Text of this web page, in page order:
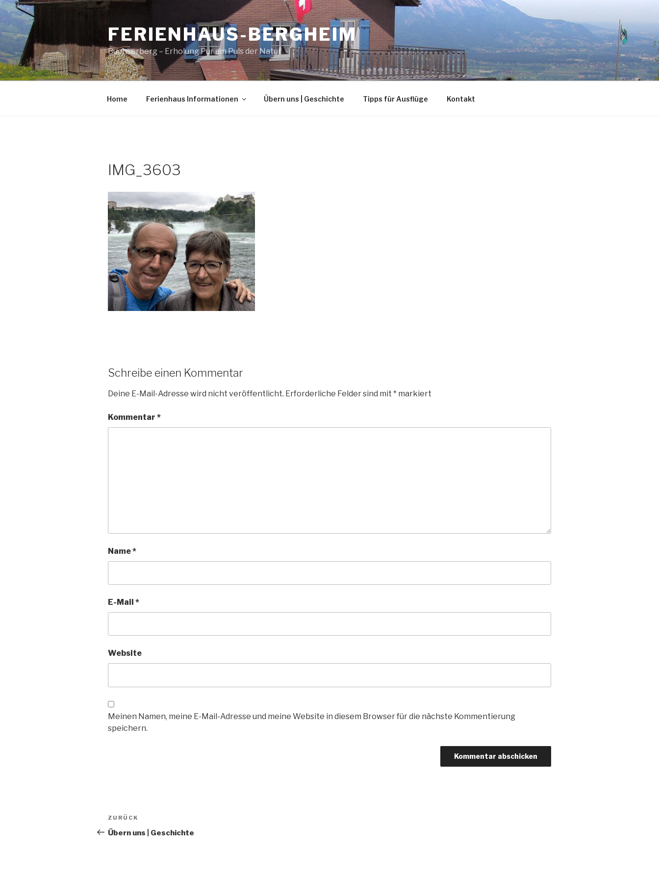
Zum
Inhalt
springen
FERIENHAUS-BERGHEIM
Buchserberg – Erholung Pur am Puls der Natur
Home Ferienhaus Informationen Übern uns | Geschichte Tipps für Ausflüge Kontakt
IMG_3603
Schreibe einen Kommentar
Deine E-Mail-Adresse wird nicht veröffentlicht. Erforderliche Felder sind mit * markiert
Kommentar *
Name*
E-Mail *
Website
Meinen Namen, meine E-Mail-Adresse und meine Website in diesem Browser für die nächste Kommentierung
speichern.
Beitrags-
Navigation
Vorheriger
Beitrag
ZURÜCK
Übern uns | Geschichte